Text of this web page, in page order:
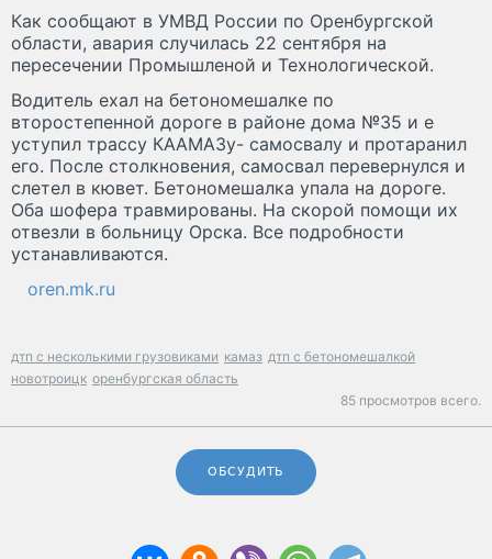
Как сообщают в УМВД России по Оренбургской
области, авария случилась 22 сентября на
пересечении Промышленой и Технологической.
Водитель ехал на бетономешалке по
второстепенной дороге в районе дома №35 и е
уступил трассу КААМАЗу- самосвалу и протаранил
его. После столкновения, самосвал перевернулся и
слетел в кювет. Бетономешалка упала на дороге.
Оба шофера травмированы. На скорой помощи их
отвезли в больницу Орска. Все подробности
устанавливаются.
oren.mk.ru
дтп с несколькими грузовиками камаз дтп с бетономешалкой
новотроицк оренбургская область
85 просмотров всего.
ОБСУДИТЬ